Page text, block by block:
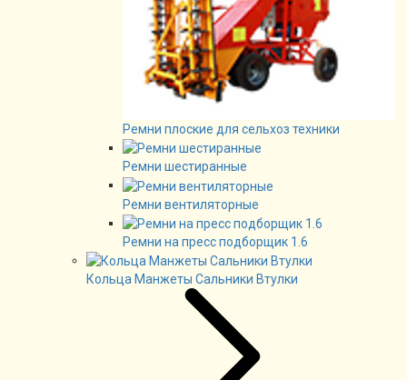
Ремни плоские для сельхоз техники
Ремни шестиранные
Ремни вентиляторные
Ремни на пресс подборщик 1.6
Кольца Манжеты Сальники Втулки